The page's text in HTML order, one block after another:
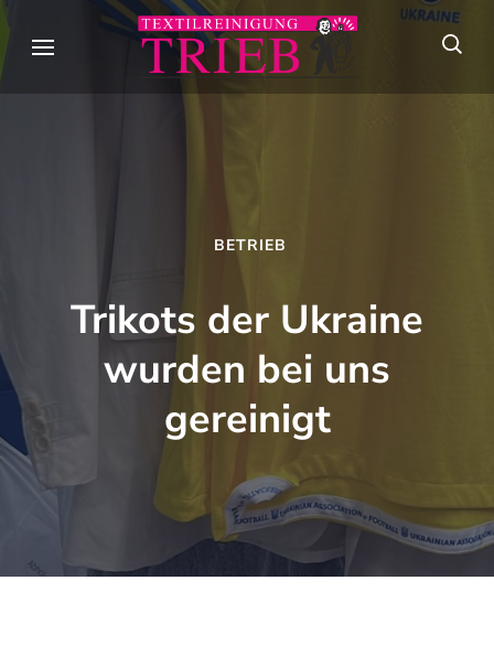
content
Trieb
Textilpflege seit
BETRIEB
Trikots der Ukraine
wurden bei uns
gereinigt